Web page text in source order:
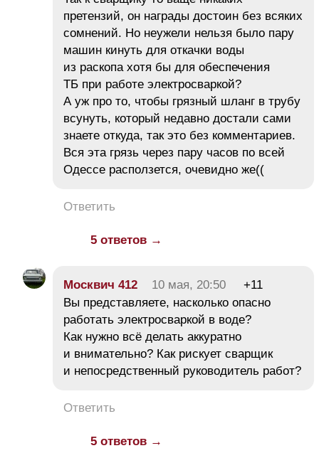
претензий, он награды достоин без всяких
сомнений. Но неужели нельзя было пару
машин кинуть для откачки воды
из раскопа хотя бы для обеспечения
ТБ при работе электросваркой?
А уж про то, чтобы грязный шланг в трубу
всунуть, который недавно достали сами
знаете откуда, так это без комментариев.
Вся эта грязь через пару часов по всей
Одессе расползется, очевидно же((
Ответить
5 ответов →
Москвич 412 10 мая, 20:50
+11
Вы представляете, насколько опасно
работать электросваркой в воде?
Как нужно всё делать аккуратно
и внимательно? Как рискует сварщик
и непосредственный руководитель работ?
Ответить
5 ответов →